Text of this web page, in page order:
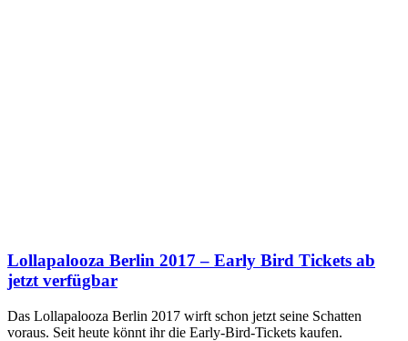
Lollapalooza Berlin 2017 – Early Bird Tickets ab
jetzt verfügbar
Das Lollapalooza Berlin 2017 wirft schon jetzt seine Schatten
voraus. Seit heute könnt ihr die Early-Bird-Tickets kaufen.